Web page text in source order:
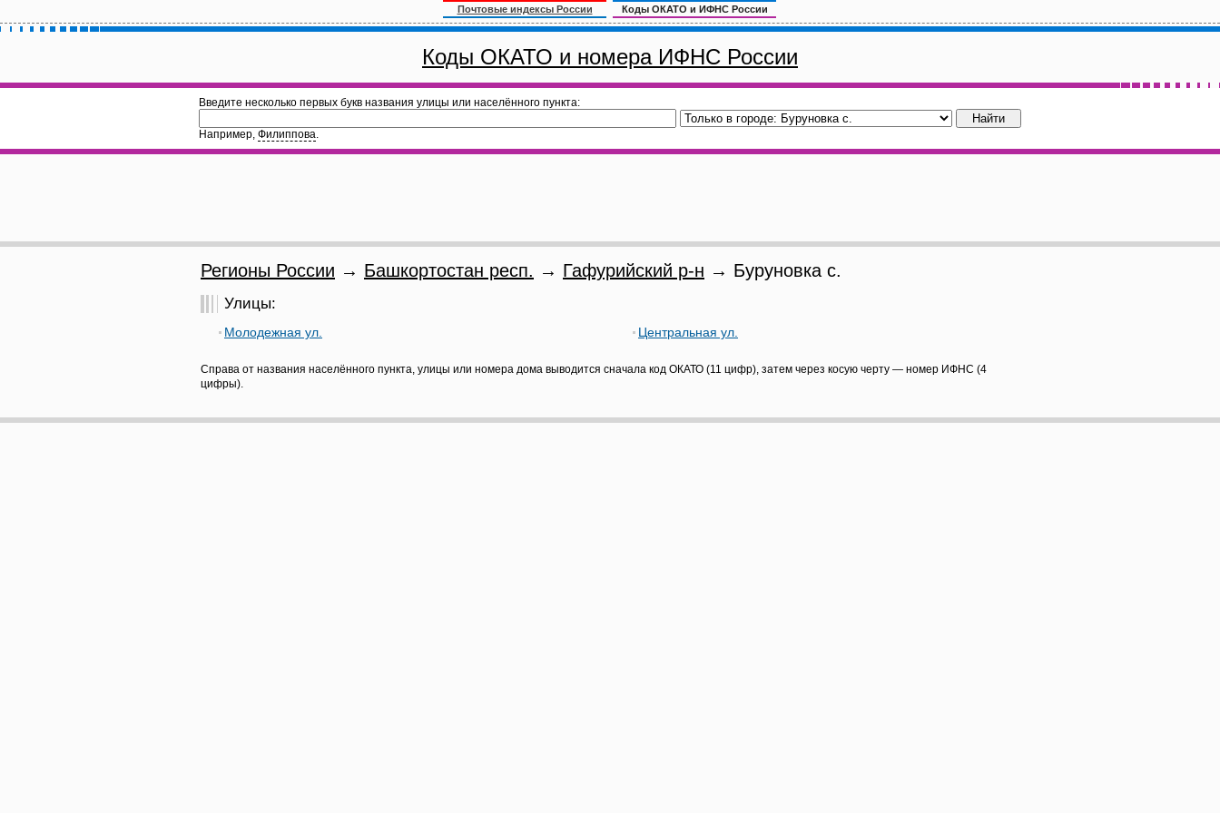
Почтовые индексы России Коды ОКАТО и ИФНС России
Коды ОКАТО и номера ИФНС России
Введите несколько первых букв названия улицы или населённого пункта:
Например, Филиппова.
Регионы России → Башкортостан респ. → Гафурийский р-н → Буруновка с.
Улицы:
Молодежная ул. Центральная ул.
Справа от названия населённого пункта, улицы или номера дома выводится сначала код ОКАТО (11 цифр), затем через косую черту — номер ИФНС (4
цифры).